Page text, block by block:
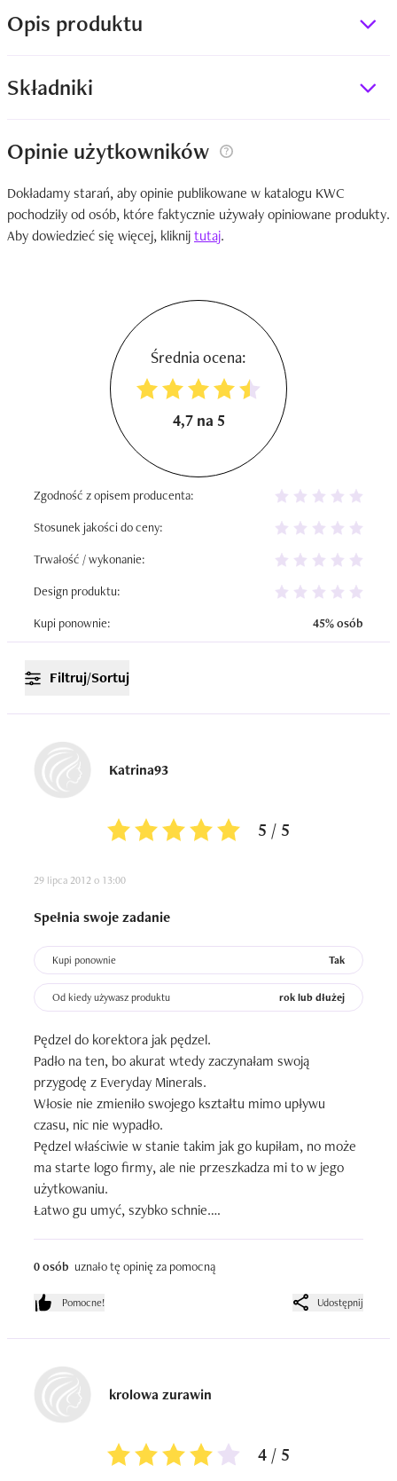
Opis produktu
Składniki
Opinie użytkowników
Dokładamy starań, aby opinie publikowane w katalogu KWC
pochodziły od osób, które faktycznie używały opiniowane produkty.
Aby dowiedzieć się więcej, kliknijtutaj.
Średnia ocena:
4,7 na 5
Zgodność z opisem producenta:
Stosunek jakości do ceny:
Trwałość / wykonanie:
Design produktu:
Kupi ponownie:
45% osób
Filtruj/Sortuj
Katrina93
5 / 5
29 lipca 2012 o 13:00
Spełnia swoje zadanie
Kupi ponownie Tak
Od kiedy używasz produktu rok lub dłużej
Pędzel do korektora jak pędzel.
Padło na ten, bo akurat wtedy zaczynałam swoją
przygodę z Everyday Minerals.
Włosie nie zmieniło swojego kształtu mimo upływu
czasu, nic nie wypadło.
Pędzel właściwie w stanie takim jak go kupiłam, no może
ma starte logo firmy, ale nie przeszkadza mi to w jego
użytkowaniu.
Łatwo gu umyć, szybko schnie.
Używam tego produktu od: 1,5 roku
Ilość zużytych opakowań: słownie: jeden pędzel
0 osób uznało tę opinię za pomocną
Pomocne! Udostępnij
krolowa zurawin
4 / 5